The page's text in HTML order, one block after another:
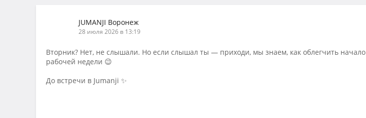
JUMANJI Воронеж
28 июля 2026 в 13:19
Вторник? Нет, не слышали. Но если слышал ты — приходи, мы знаем, как облегчить начало
рабочей недели 😉
До встречи в Jumanji ✨